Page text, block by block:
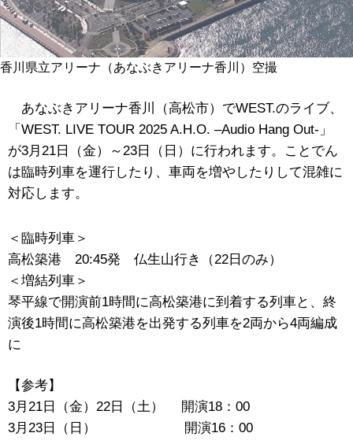
香川県立アリーナ（あなぶきアリーナ香川）空撮
あなぶきアリーナ香川（高松市）でWEST.のライブ、
「WEST. LIVE TOUR 2025 A.H.O. –Audio Hang Out-」
が3月21日（金）～23日（日）に行われます。ことでん
は臨時列車を運行したり、車両を増やしたりして混雑に
対応します。
＜臨時列車＞
高松築港 20:45発 仏生山行き（22日のみ）
＜増結列車＞
琴平線で開演前1時間に高松築港に到着する列車と、終
演後1時間に高松築港を出発する列車を2両から4両編成
に
【参考】
3月21日（金）22日（土） 開演18：00
3月23日（日） 開演16：00